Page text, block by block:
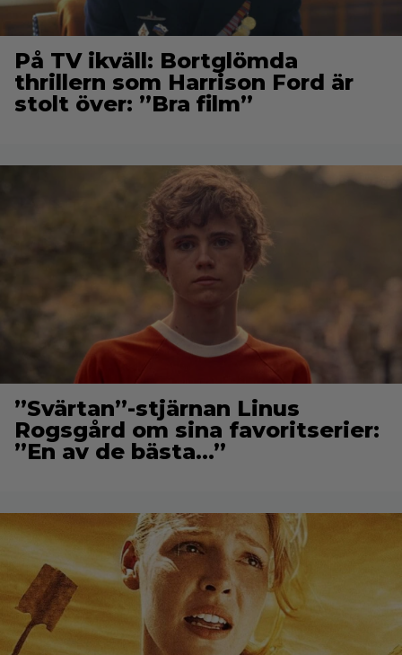
På TV ikväll: Bortglömda
thrillern som Harrison Ford är
stolt över: ”Bra film”
”Svärtan”-stjärnan Linus
Rogsgård om sina favoritserier:
”En av de bästa…”